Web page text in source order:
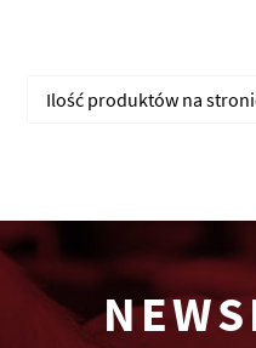
Ilość produktów na